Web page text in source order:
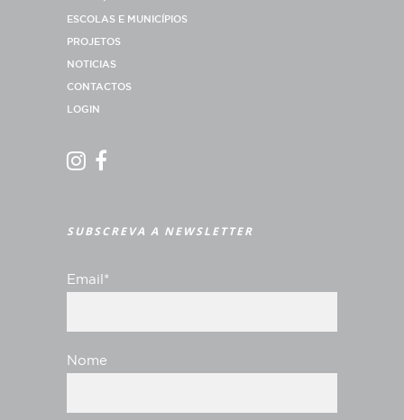
ESCOLAS E MUNICÍPIOS
PROJETOS
NOTICIAS
CONTACTOS
LOGIN
SUBSCREVA A NEWSLETTER
Email*
Nome